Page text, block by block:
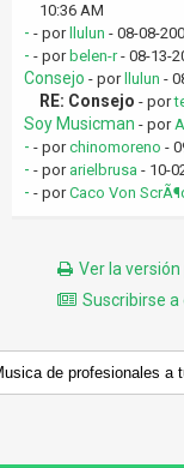
10:36 AM
- - por llulun - 08-08-
- - por belen-r- 08-13-
Consejo - por llulun -
RE: Consejo - por
Soy Musicman - por
- - porchinomoreno -
- - por arielbrusa - 10-
- - porCaco Von
Ver la
Suscribirse